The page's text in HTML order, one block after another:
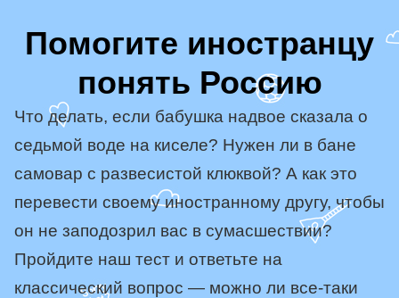
Помогите иностранцу
понять Россию
Что делать, если бабушка надвое сказала о
седьмой воде на киселе? Нужен ли в бане
самовар с развесистой клюквой? А как это
перевести своему иностранному другу, чтобы
он не заподозрил вас в сумасшествии?
Пройдите наш тест и ответьте на
классический вопрос — можно ли все-таки